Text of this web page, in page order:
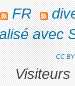
FR
avec
CC